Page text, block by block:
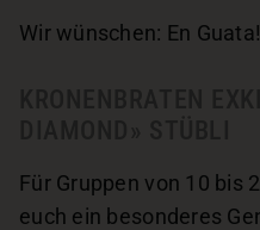
Wir wünschen: En Guata!
Für Gruppen von 10 bis
euch ein besonderes